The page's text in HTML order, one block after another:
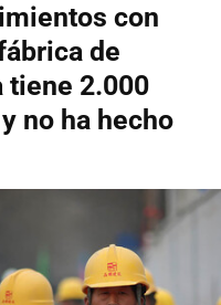
con
de
tiene 2.000
no ha hecho